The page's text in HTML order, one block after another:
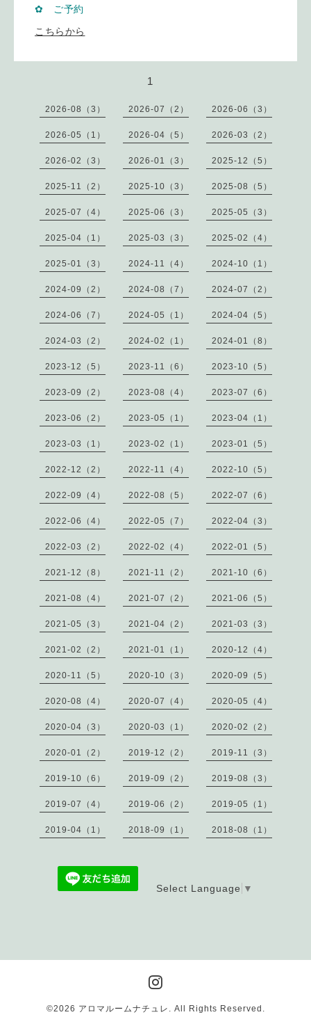
✿ ご予約
こちらから
1
2026-08（3） 2026-07（2） 2026-06（3）
2026-05（1） 2026-04（5） 2026-03（2）
2026-02（3） 2026-01（3） 2025-12（5）
2025-11（2） 2025-10（3） 2025-08（5）
2025-07（4） 2025-06（3） 2025-05（3）
2025-04（1） 2025-03（3） 2025-02（4）
2025-01（3） 2024-11（4） 2024-10（1）
2024-09（2） 2024-08（7） 2024-07（2）
2024-06（7） 2024-05（1） 2024-04（5）
2024-03（2） 2024-02（1） 2024-01（8）
2023-12（5） 2023-11（6） 2023-10（5）
2023-09（2） 2023-08（4） 2023-07（6）
2023-06（2） 2023-05（1） 2023-04（1）
2023-03（1） 2023-02（1） 2023-01（5）
2022-12（2） 2022-11（4） 2022-10（5）
2022-09（4） 2022-08（5） 2022-07（6）
2022-06（4） 2022-05（7） 2022-04（3）
2022-03（2） 2022-02（4） 2022-01（5）
2021-12（8） 2021-11（2） 2021-10（6）
2021-08（4） 2021-07（2） 2021-06（5）
2021-05（3） 2021-04（2） 2021-03（3）
2021-02（2） 2021-01（1） 2020-12（4）
2020-11（5） 2020-10（3） 2020-09（5）
2020-08（4） 2020-07（4） 2020-05（4）
2020-04（3） 2020-03（1） 2020-02（2）
2020-01（2） 2019-12（2） 2019-11（3）
2019-10（6） 2019-09（2） 2019-08（3）
2019-07（4） 2019-06（2） 2019-05（1）
2019-04（1） 2018-09（1） 2018-08（1）
Select Language ▼
©2026 アロマルームナチュレ . All Rights Reserved.